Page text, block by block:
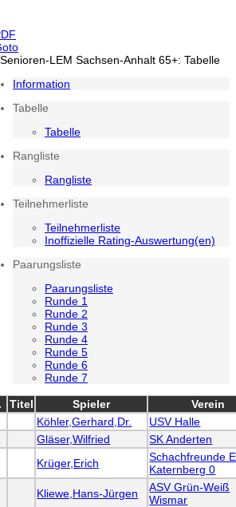
LEM Sachsen-Anhalt 65+: Tabelle
Information
Tabelle
Tabelle
Rangliste
Rangliste
Teilnehmerliste
Teilnehmerliste
Inoffizielle Rating-Auswertung(en)
Paarungsliste
Paarungsliste
Runde 1
Runde 2
Runde 3
Runde 4
Runde 5
Runde 6
Runde 7
Titel Spieler
Verein
Köhler,Gerhard,Dr.
USV Halle
Gläser,Wilfried
SK Anderten
Krüger,Erich
Schachfreunde
Katernberg 0
Kliewe,Hans-Jürgen
ASV Grün-Weiß
Wismar